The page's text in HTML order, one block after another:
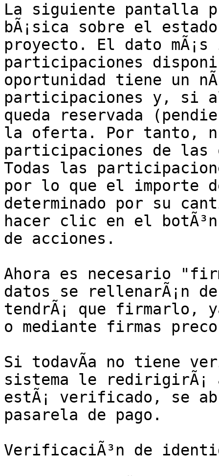
La siguiente pantalla
bÃ¡sica sobre el
proyecto. El dato mÃ¡s
participaciones
oportunidad tiene un
participaciones y, si
queda reservada
la oferta. Por tanto,
participaciones de las
Todas las
por lo que el importe
determinado por su
hacer clic en el
de acciones.
Ahora es necesario
datos se rellenarÃ¡n
tendrÃ¡ que firmarlo,
o mediante firmas
Si todavÃ­a no tiene
sistema le
estÃ¡ verificado, se
pasarela de pago.
VerificaciÃ³n de